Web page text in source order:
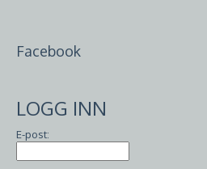
Facebook
LOGG INN
E-post: